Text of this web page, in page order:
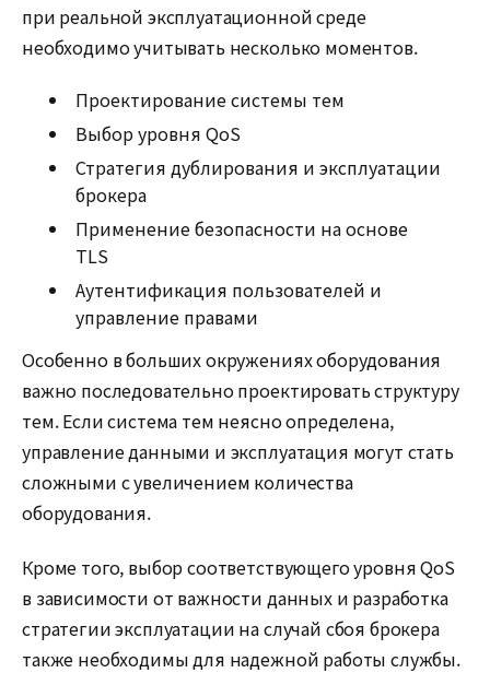
при реальной эксплуатационной среде
необходимо учитывать несколько моментов.
Проектирование системы тем
Выбор уровня QoS
Стратегия дублирования и эксплуатации
брокера
Применение безопасности на основе
TLS
Аутентификация пользователей и
управление правами
Особенно в больших окружениях оборудования
важно последовательно проектировать структуру
тем. Если система тем неясно определена,
управление данными и эксплуатация могут стать
сложными с увеличением количества
оборудования.
Кроме того, выбор соответствующего уровня QoS
в зависимости от важности данных и разработка
стратегии эксплуатации на случай сбоя брокера
также необходимы для надежной работы службы.